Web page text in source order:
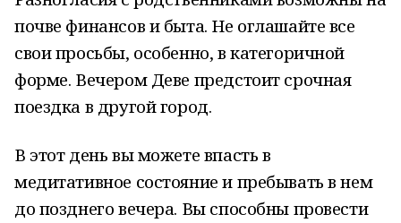
почве финансов и быта. Не оглашайте все
свои просьбы, особенно, в категоричной
форме. Вечером Деве предстоит срочная
поездка в другой город.
В этот день вы можете впасть в
медитативное состояние и пребывать в нем
до позднего вечера. Вы способны провести